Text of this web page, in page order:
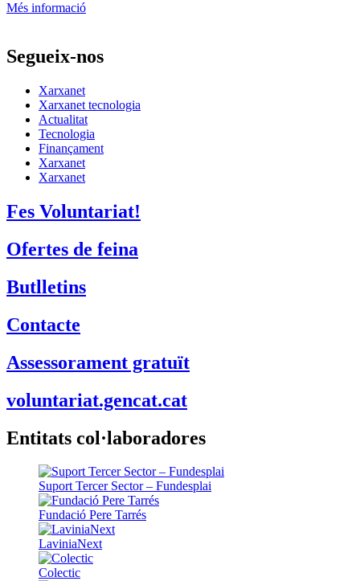
Més informació
Segueix-nos
Xarxanet
Xarxanet tecnologia
Actualitat
Tecnologia
Finançament
Xarxanet
Xarxanet
Fes Voluntariat!
Ofertes de feina
Butlletins
Contacte
Assessorament gratuït
voluntariat.gencat.cat
Entitats col·laboradores
Suport Tercer Sector – Fundesplai
Fundació Pere Tarrés
LaviniaNext
Colectic